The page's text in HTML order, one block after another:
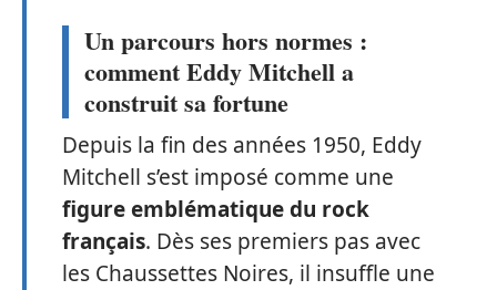
Un parcours hors normes :
comment Eddy Mitchell a
construit sa fortune
Depuis la fin des années 1950, Eddy
Mitchell s’est imposé comme une
figure emblématique du rock
français. Dès ses premiers pas avec
les Chaussettes Noires, il insuffle une